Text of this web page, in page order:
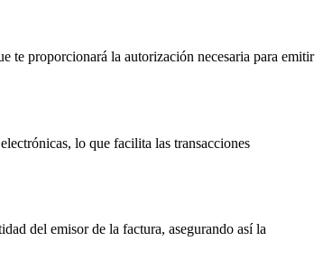
te proporcionará la autorización necesaria para emitir
lo que facilita las transacciones
del emisor de la factura, asegurando así la